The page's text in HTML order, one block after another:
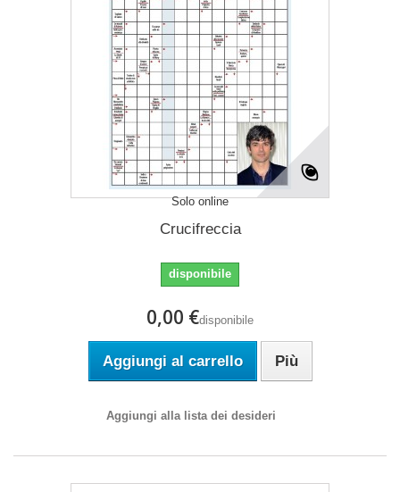
Solo online
Crucifreccia
disponibile
0,00 €disponibile
Aggiungi al carrello Più
Aggiungi alla lista dei desideri